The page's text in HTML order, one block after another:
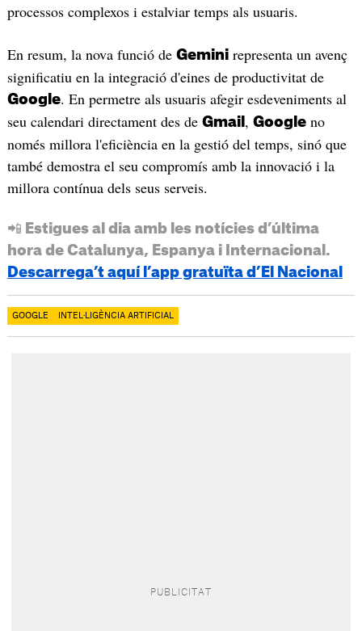
processos complexos i estalviar temps als usuaris.
En resum, la nova funció de Geminirepresenta un avenç
significatiu en la integració d'eines de productivitat de
Google. En permetre als usuaris afegir esdeveniments al
seu calendari directament des de Gmail , Googleno
només millora l'eficiència en la gestió del temps, sinó que
també demostra el seu compromís amb la innovació i la
millora contínua dels seus serveis.
📲 Estigues al dia amb les notícies d’última
hora de Catalunya, Espanya i Internacional.
Descarrega’t aquí l’app gratuïta d’El Nacional
GOOGLE INTEL·LIGÈNCIA ARTIFICIAL